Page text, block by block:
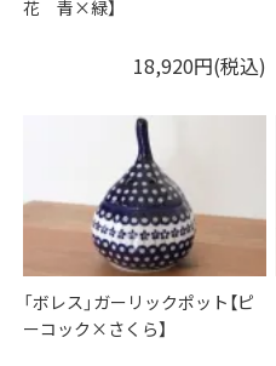
花 青×緑】
18,920円(税込)
「ボレス」ガーリックポット【ピ
ーコック×さくら】